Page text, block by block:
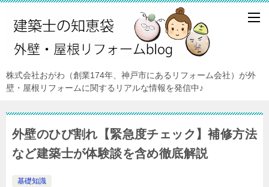
株式会社おがわ（創業174年、神戸市にあるリフォーム会社）が外
壁・屋根リフォームに関するリアルな情報を発信中♪
外壁のひび割れ【緊急度チェック】補修方法
など建築士が体験談を含め徹底解説
基礎知識